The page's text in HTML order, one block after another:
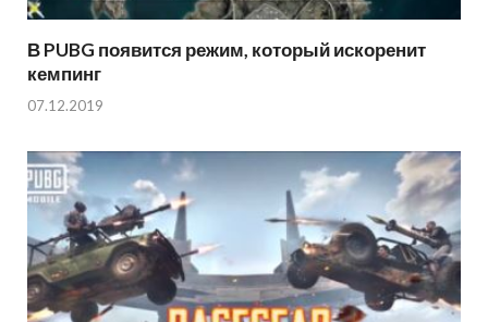
В PUBG появится режим, который искоренит
кемпинг
07.12.2019